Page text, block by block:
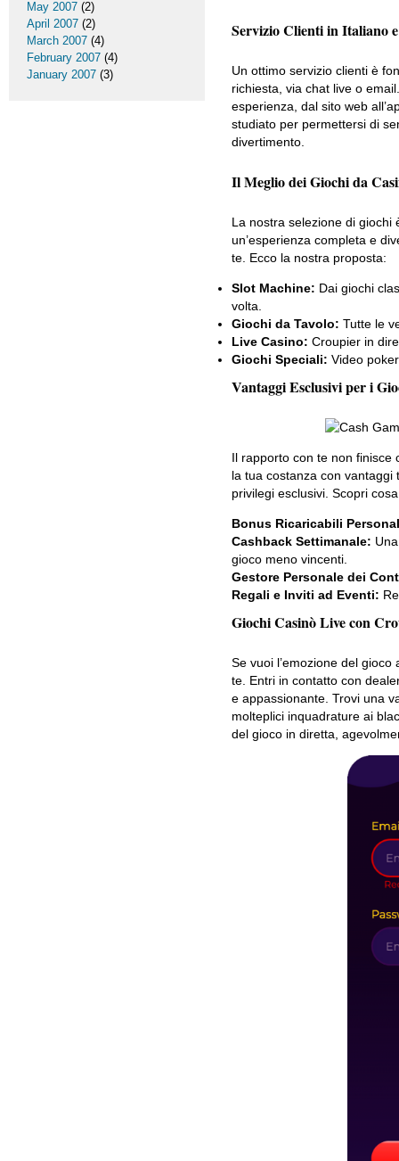
Servizio Clienti in Italiano
Un ottimo servizio clienti è
richiesta, via chat live o
esperienza, dal sito web
studiato per permettersi di
divertimento.
Il Meglio dei Giochi da
La nostra selezione di giochi
un’esperienza completa e
te. Ecco la nostra proposta:
Slot Machine: Dai giochi
volta.
Giochi da Tavolo: Tutte le
Live Casino: Croupier in
Giochi Speciali: Video
Vantaggi Esclusivi per i
Il rapporto con te non finisce
la tua costanza con
privilegi esclusivi. Scopri
Bonus Ricaricabili
Cashback Settimanale:
gioco meno vincenti.
Gestore Personale dei
Regali e Inviti ad Eventi:
Giochi Casinò Live con
Se vuoi l’emozione del
te. Entri in contatto con
e appassionante. Trovi una
molteplici inquadrature ai
del gioco in diretta,
May 2007 (2)
April 2007 (2)
March 2007 (4)
February 2007 (4)
January 2007 (3)